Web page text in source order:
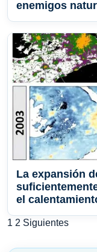
enemigos
La expansión
el
Paginación
de
1 2 Siguientes